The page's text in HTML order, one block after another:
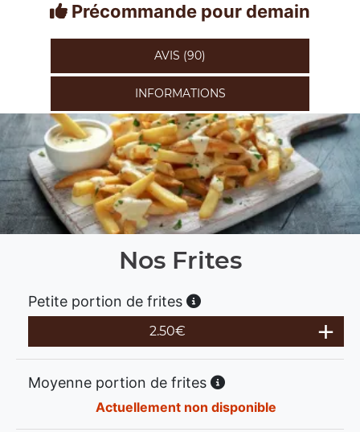
Précommande pour demain
AVIS (90)
INFORMATIONS
Nos Frites
Petite portion de frites
2.50€
Moyenne portion de frites
Actuellement non disponible